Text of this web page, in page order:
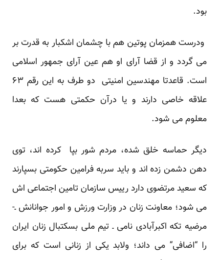
بود.
ودرست همزمان پوتین هم با چشمان اشکبار به قدرت بر
می گردد و از قضا آرای او هم عین آرای جمهور اسلامی
است. قاعدتا مهندسین امنیتی دو طرف به این رقم ۶۳
علاقه خاصی دارند و یا درآن حکمتی هست که بعدا
معلوم می شود.
دیگر حماسه خلق شده، مردم شور بپا کرده اند، توی
دهن دشمن زده اند و باید سربه فرامین حکومتی بسپارند
که سعید مرتضوی دارد رییس سازمان تامین اجتماعی اش
می شود؛ معاونت زنان در وزارت ورزش و امور جوانانش ـ-
مرضیه تکه اکبرآبادی نامی ـ تیم ملی بسکتبال زنان ایران
را “اضافی” می داند؛ ولابد یکی از زنانی است که برای